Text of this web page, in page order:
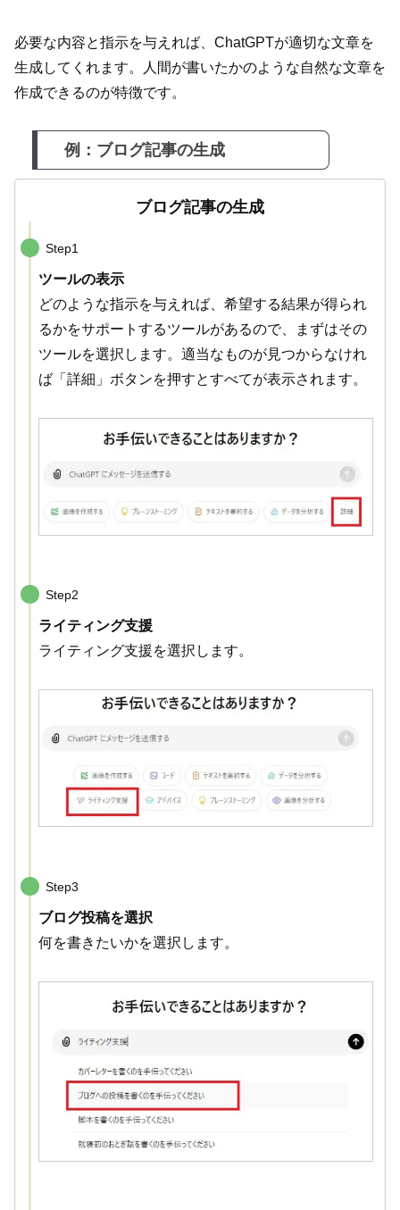
必要な内容と指示を与えれば、ChatGPTが適切な文章を
生成してくれます。人間が書いたかのような自然な文章を
作成できるのが特徴です。
例：ブログ記事の生成
ブログ記事の生成
Step1
ツールの表示
どのような指示を与えれば、希望する結果が得られ
るかをサポートするツールがあるので、まずはその
ツールを選択します。適当なものが見つからなけれ
ば「詳細」ボタンを押すとすべてが表示されます。
Step2
ライティング支援
ライティング支援を選択します。
Step3
ブログ投稿を選択
何を書きたいかを選択します。